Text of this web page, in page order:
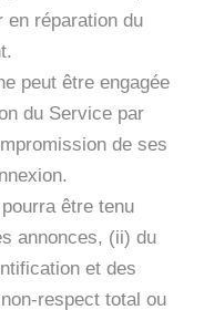
en réparation du
peut être engagée
du Service par
de ses
être tenu
annonces, (ii) du
et des
respect total ou